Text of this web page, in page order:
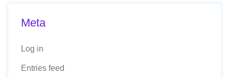
Meta
Log in
Entries feed